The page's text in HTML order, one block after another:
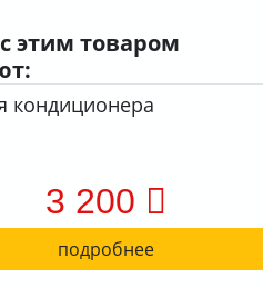
этим товаром
кондиционера
3 200
подробнее